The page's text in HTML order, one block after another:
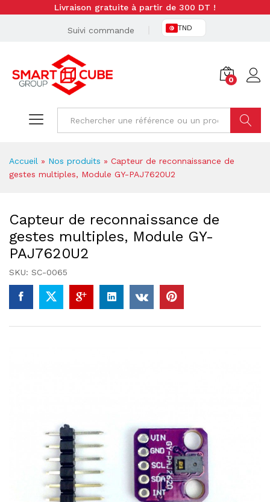
Livraison gratuite à partir de 300 DT !
Suivi commande TND
0
Accueil » Nos produits » Capteur de reconnaissance de
gestes multiples, Module GY-PAJ7620U2
Capteur de reconnaissance de
gestes multiples, Module GY-
PAJ7620U2
SKU: SC-0065